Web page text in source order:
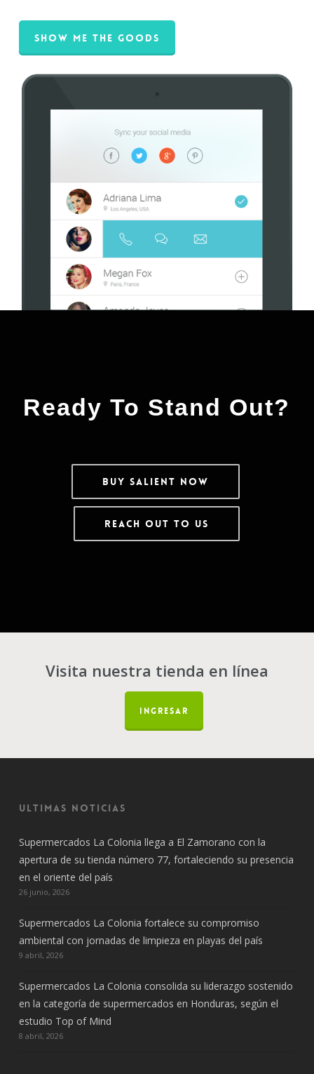
Show Me The Goods
Ready To Stand Out?
Buy Salient Now
Reach Out To Us
Visita nuestra tienda en línea
INGRESAR
Ultimas noticias
Supermercados La Colonia llega a El Zamorano con la
apertura de su tienda número 77, fortaleciendo su presencia
en el oriente del país
26 junio, 2026
Supermercados La Colonia fortalece su compromiso
ambiental con jornadas de limpieza en playas del país
9 abril, 2026
Supermercados La Colonia consolida su liderazgo sostenido
en la categoría de supermercados en Honduras, según el
estudio Top of Mind
8 abril, 2026